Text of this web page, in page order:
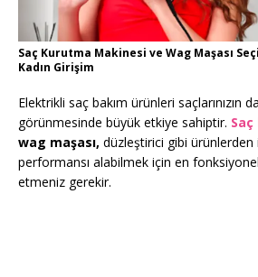
Saç Kurutma Makinesi ve Wag Maşası
Kadın Girişim
Elektrikli saç bakım ürünleri saçlarınızın
görünmesinde büyük etkiye sahiptir.
wag maşası, düzleştirici gibi ürünlerden
performansı alabilmek için en
etmeniz gerekir.